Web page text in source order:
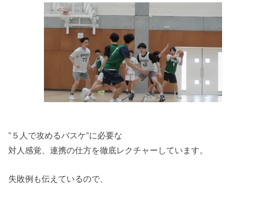
”５人で攻めるバスケ”に必要な
対人感覚、連携の仕方を徹底レクチャーしています。
失敗例も伝えているので、